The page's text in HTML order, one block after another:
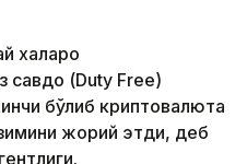
халқаро
савдо (Duty Free)
бўлиб криптовалюта
жорий этди, деб